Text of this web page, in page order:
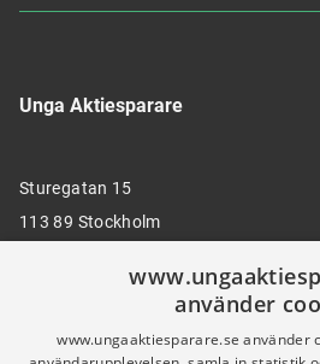
Unga Aktiesparare
Sturegatan 15
113 89 Stockholm
använder
www.ungaaktiesparare.se använder